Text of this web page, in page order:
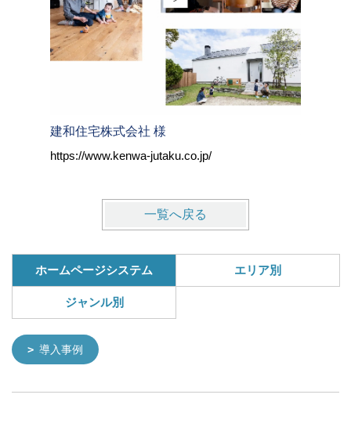
建和住宅株式会社 様
https://www.kenwa-jutaku.co.jp/
一覧へ戻る
ホームページシステム エリア別
ジャンル別
導入事例